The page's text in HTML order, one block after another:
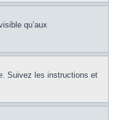
qu’aux
. Suivez les instructions et